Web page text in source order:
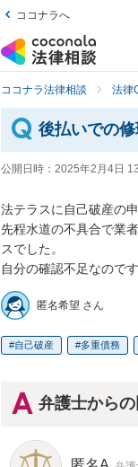
ココナラへ
ココナラ法律相談 法律
後払いでの
公開日時： 2025年2月4日
法テラスに自己破産の
先程水道の不具合で業
スでした。
自分の確認不足なので
匿名希望 さん
自己破産 多重債務
弁護士から